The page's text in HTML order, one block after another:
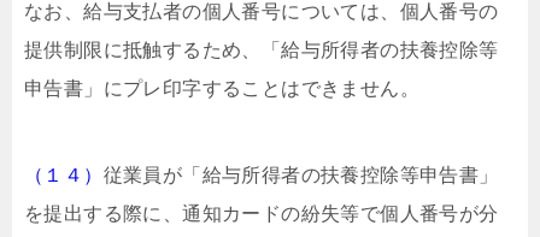
なお、給与支払者の個人番号については、個人番号の
提供制限に抵触するため、「給与所得者の扶養控除等
申告書」にプレ印字することはできません。
（１４） 従業員が「給与所得者の扶養控除等申告書」
を提出する際に、通知カードの紛失等で個人番号が分